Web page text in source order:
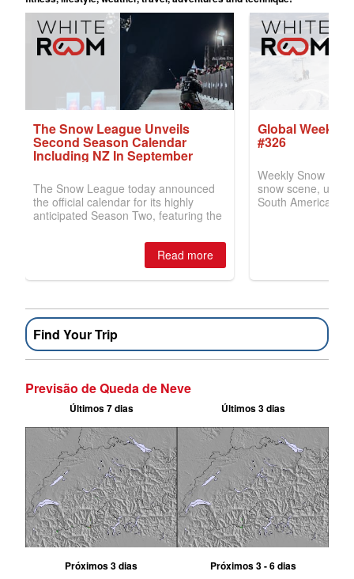
Find Your Trip
Previsão de Queda de Neve
Últimos 7 dias Últimos 3 dias
Próximos 3 dias Próximos 3 - 6 dias